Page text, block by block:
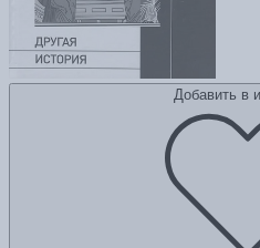
Добавить в